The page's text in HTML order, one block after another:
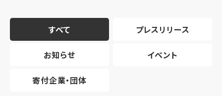
すべて プレスリリース
お知らせ イベント
寄付企業・団体